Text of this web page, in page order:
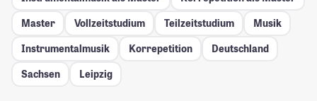
Master
Vollzeitstudium Teilzeitstudium
Musik
Instrumentalmusik
Korrepetition
Deutschland
Sachsen
Leipzig